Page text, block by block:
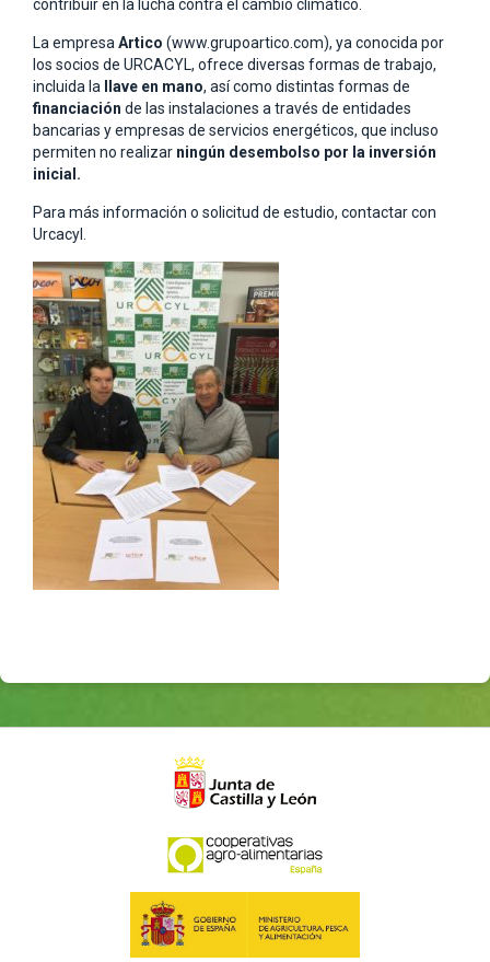
contribuir en la lucha contra el cambio climático.
La empresa Artico (www.grupoartico.com), ya conocida por
los socios de URCACYL, ofrece diversas formas de trabajo,
incluida la
llave en mano, así como distintas formas de
financiación de las instalaciones a través de entidades
bancarias y empresas de servicios energéticos, que incluso
permiten no realizar ningún desembolso por la inversión
inicial.
Para más información o solicitud de estudio, contactar con
Urcacyl.